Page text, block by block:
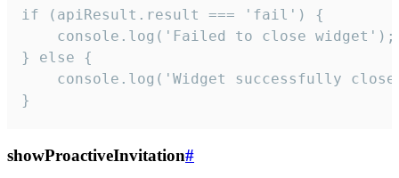
if (apiResult.result === 'fail') {
    console.log('Failed to close widget');
} else {
console.log('Widget successfully
}
showProactiveInvitation#